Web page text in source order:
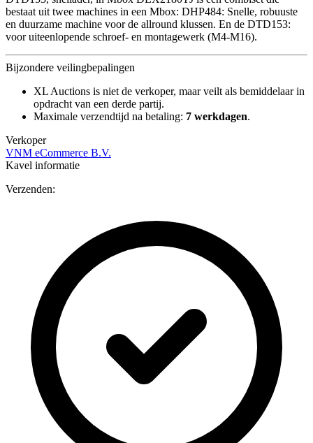
bestaat uit twee machines in een Mbox: DHP484: Snelle, robuuste
en duurzame machine voor de allround klussen. En de DTD153:
voor uiteenlopende schroef- en montagewerk (M4-M16).
Bijzondere veilingbepalingen
XL Auctions is niet de verkoper, maar veilt als bemiddelaar in
opdracht van een derde partij.
Maximale verzendtijd na betaling: 7 werkdagen.
Verkoper
VNM eCommerce B.V.
Kavel informatie
Verzenden: